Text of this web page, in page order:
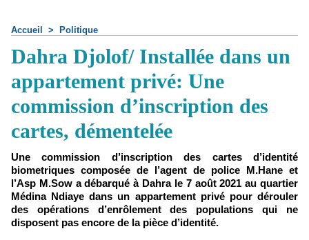
Accueil > Politique
Dahra Djolof/ Installée dans un
appartement privé: Une
commission d’inscription des
cartes, démentelée
Une commission d’inscription des cartes d’identité
biometriques composée de l’agent de police M.Hane et
l’Asp M.Sow a débarqué à Dahra le 7 août 2021 au quartier
Médina Ndiaye dans un appartement privé pour dérouler
des opérations d’enrôlement des populations qui ne
disposent pas encore de la pièce d’identité.